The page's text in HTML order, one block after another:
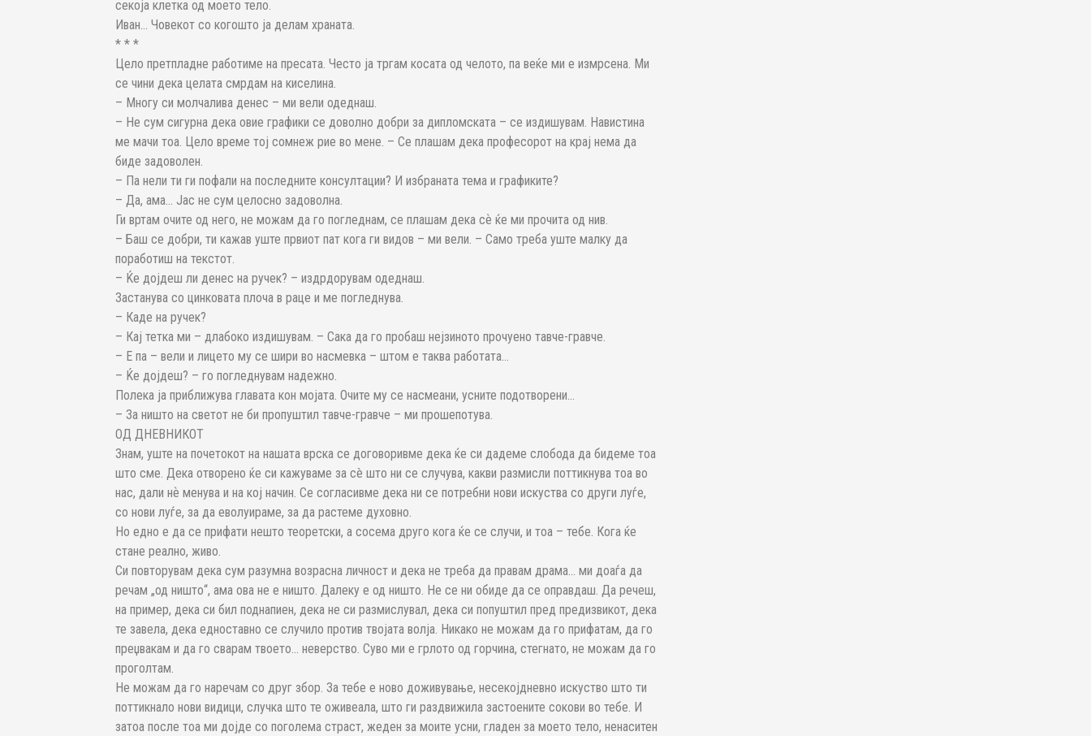
секоја клетка од моето тело.
Иван… Човекот со когошто ја делам храната.
* * *
Цело претпладне работиме на пресата. Често ја тргам косата од челото, па веќе ми е измрсена. Ми
се чини дека целата смрдам на киселина.
– Многу си молчалива денес – ми вели одеднаш.
– Не сум сигурна дека овие графики се доволно добри за дипломската – се издишувам. Навистина
ме мачи тоа. Цело време тој сомнеж рие во мене. – Се плашам дека професорот на крај нема да
биде задоволен.
– Па нели ти ги пофали на последните консултации? И избраната тема и графиките?
– Да, ама… Јас не сум целосно задоволна.
Ги вртам очите од него, не можам да го погледнам, се плашам дека сѐ ќе ми прочита од нив.
– Баш се добри, ти кажав уште првиот пат кога ги видов – ми вели. – Само треба уште малку да
поработиш на текстот.
– Ќе дојдеш ли денес на ручек? – издрдорувам одеднаш.
Застанува со цинковата плоча в раце и ме погледнува.
– Каде на ручек?
– Кај тетка ми – длабоко издишувам. – Сака да го пробаш нејзиното прочуено тавче-гравче.
– Е па – вели и лицето му се шири во насмевка – штом е таква работата…
– Ќе дојдеш? – го погледнувам надежно.
Полека ја приближува главата кон мојата. Очите му се насмеани, усните подотворени…
– За ништо на светот не би пропуштил тавче-гравче – ми прошепотува.
ОД ДНЕВНИКОТ
Знам, уште на почетокот на нашата врска се договоривме дека ќе си дадеме слобода да бидеме тоа
што сме. Дека отворено ќе си кажуваме за сè што ни се случува, какви размисли поттикнува тоа во
нас, дали нѐ менува и на кој начин. Се согласивме дека ни се потребни нови искуства со други луѓе,
со нови луѓе, за да еволуираме, за да растеме духовно.
Но едно е да се прифати нешто теоретски, а сосема друго кога ќе се случи, и тоа – тебе. Кога ќе
стане реално, живо.
Си повторувам дека сум разумна возрасна личност и дека не треба да правам драма… ми доаѓа да
речам „од ништо“, ама ова не е ништо. Далеку е од ништо. Не се ни обиде да се оправдаш. Да речеш,
на пример, дека си бил поднапиен, дека не си размислувал, дека си попуштил пред предизвикот, дека
те завела, дека едноставно се случило против твојата волја. Никако не можам да го прифатам, да го
преџвакам и да го сварам твоето… неверство. Суво ми е грлото од горчина, стегнато, не можам да го
проголтам.
Не можам да го наречам со друг збор. За тебе е ново доживување, несекојдневно искуство што ти
поттикнало нови видици, случка што те оживеала, што ги раздвижила застоените сокови во тебе. И
затоа после тоа ми дојде со поголема страст, жеден за моите усни, гладен за моето тело, ненаситен